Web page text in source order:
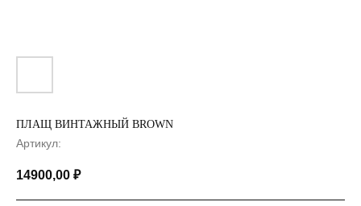
ПЛАЩ ВИНТАЖНЫЙ BROWN
Артикул:
14900,00 ₽